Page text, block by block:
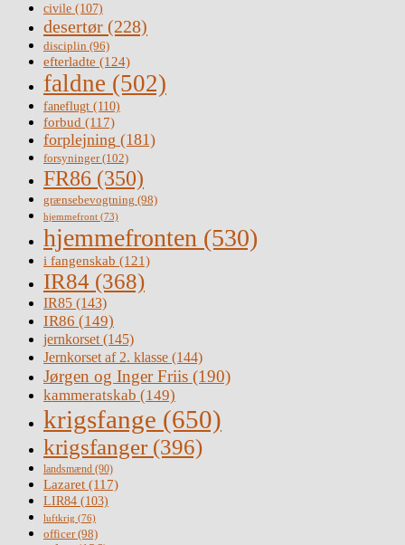
civile (107)
desertør (228)
disciplin (96)
efterladte (124)
faldne (502)
faneflugt (110)
forbud (117)
forplejning (181)
forsyninger(102)
FR86 (350)
grænsebevogtning (98)
hjemmefront (73)
hjemmefronten (530)
i fangenskab (121)
IR84 (368)
IR85 (143)
IR86 (149)
jernkorset(145)
Jernkorset af 2. klasse (144)
Jørgen og Inger Friis (190)
kammeratskab (149)
krigsfange (650)
krigsfanger (396)
landsmænd (90)
Lazaret (117)
LIR84 (103)
luftkrig (76)
officer(98)